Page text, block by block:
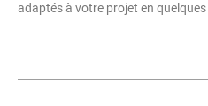
adaptés à votre projet en quelques